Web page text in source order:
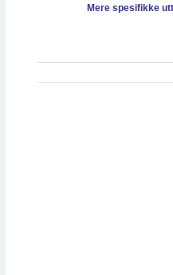
Mere spesifikke